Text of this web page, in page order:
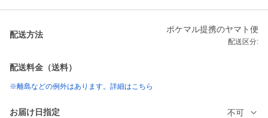
配送方法
ポケマル提携のヤマト便
配送区分:
配送料金（送料）
※離島などの例外はあります。詳細はこちら
お届け日指定 不可